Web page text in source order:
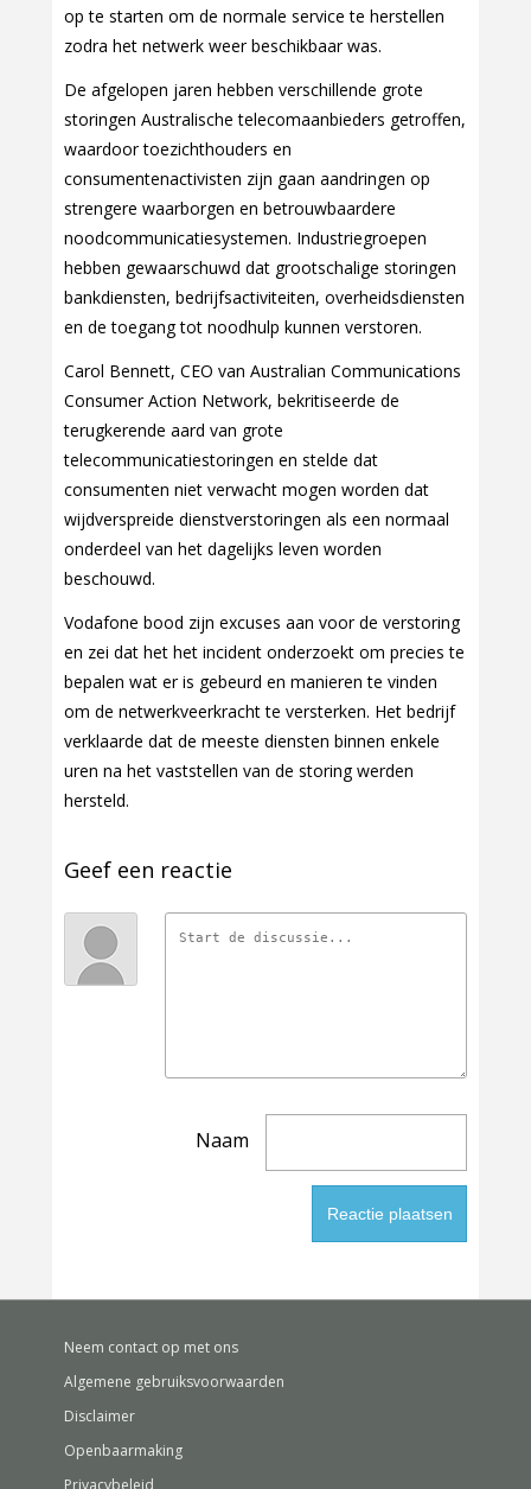
op te starten om de normale service te herstellen
zodra het netwerk weer beschikbaar was.
De afgelopen jaren hebben verschillende grote
storingen Australische telecomaanbieders getroffen,
waardoor toezichthouders en
consumentenactivisten zijn gaan aandringen op
strengere waarborgen en betrouwbaardere
noodcommunicatiesystemen. Industriegroepen
hebben gewaarschuwd dat grootschalige storingen
bankdiensten, bedrijfsactiviteiten, overheidsdiensten
en de toegang tot noodhulp kunnen verstoren.
Carol Bennett, CEO van Australian Communications
Consumer Action Network, bekritiseerde de
terugkerende aard van grote
telecommunicatiestoringen en stelde dat
consumenten niet verwacht mogen worden dat
wijdverspreide dienstverstoringen als een normaal
onderdeel van het dagelijks leven worden
beschouwd.
Vodafone bood zijn excuses aan voor de verstoring
en zei dat het het incident onderzoekt om precies te
bepalen wat er is gebeurd en manieren te vinden
om de netwerkveerkracht te versterken. Het bedrijf
verklaarde dat de meeste diensten binnen enkele
uren na het vaststellen van de storing werden
hersteld.
Geef een reactie
Naam
Neem contact op met ons
Algemene gebruiksvoorwaarden
Disclaimer
Openbaarmaking
Privacybeleid